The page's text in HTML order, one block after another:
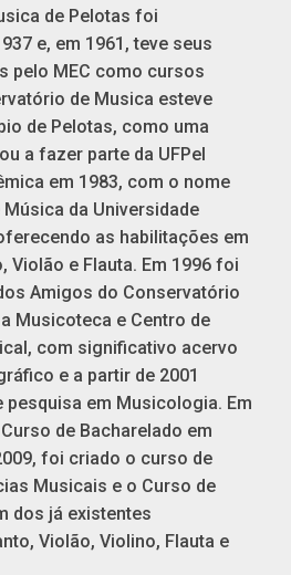
de Pelotas foi
e, em 1961, teve seus
pelo MEC como cursos
de Musica esteve
de Pelotas, como uma
a fazer parte da UFPel
em 1983, com o nome
da Universidade
as habilitações em
Violão e Flauta. Em 1996 foi
Amigos do Conservatório
Musicoteca e Centro de
com significativo acervo
e a partir de 2001
pesquisa em Musicologia. Em
de Bacharelado em
foi criado o curso de
Musicais e o Curso de
dos já existentes
Violão, Violino, Flauta e